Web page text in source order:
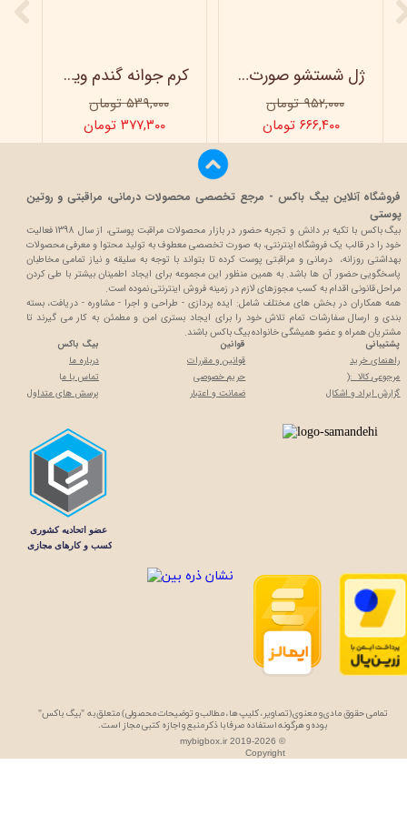
کرم جوانه گندم ویتابلا - تیوپی 60 میلی‌ لیتر
۵۳۹,۰۰۰ تومان
۳۷۷,۳۰۰ تومان
ژل شستشو صورت ویتابلا - 300 میلی لیتر
۹۵۲,۰۰۰ تومان
۶۶۶,۴۰۰ تومان
پشتیبانی
راهنمای خرید
مرجوعی کالا :(
گزارش ایراد و اشکال
قوانین
قوانین و مقررات
حریم خصوصی
ضمانت و اعتبار
تمامی حقوق مادی و معنوی (تصاویر، کلیپ ها، مطالب و توضیحات محصولی) متعلق به "بیگ باکس"
بوده و هرگونه استفاده صرفا با ذکر منبع و اجازه کتبی مجاز است.
بیگ باکس
درباره ما
تماس با ما
پرسش های متداول
فروشگاه آنلاین بیگ باکس - مرجع تخصصی محصولات درمانی، مراقبتی و روتین
پوستی
بیگ باکس با تکیه بر دانش و تجربه حضور در بازار محصولات مراقبت پوستی، از سال 1398 فعالیت
خود را در قالب یک فروشگاه اینترنتی، به صورت تخصصی معطوف به تولید محتوا و معرفی محصولات
بهداشتی روزانه، درمانی و مراقبتی پوست کرده تا بتواند با توجه به سلیقه و نیاز تمامی مخاطبان
پاسخگویی حضور آن ها باشد. به همین منظور این مجموعه برای ایجاد اطمینان بیشتر با طی کردن
مراحل قانونی اقدام به کسب مجوزهای لازم در زمینه فروش اینترنتی نموده است.
همه همکاران در بخش های مختلف شامل: ایده پردازی - طراحی و اجرا - مشاوره - دریافت، بسته
بندی و ارسال سفارشات تمام تلاش خود را برای ایجاد بستری امن و مطمئن به کار می گیرند تا
مشتریان همراه و عضو همیشگی خانواده بیگ باکس باشند.
mybigbox.ir 2019-2026 ©
Copyright